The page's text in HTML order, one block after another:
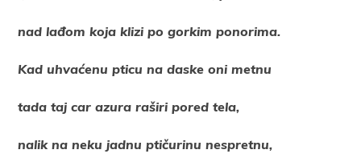
nad lađom koja klizi po gorkim ponorima.
Kad uhvaćenu pticu na daske oni metnu
tada taj car azura raširi pored tela,
nalik na neku jadnu ptičurinu nespretnu,